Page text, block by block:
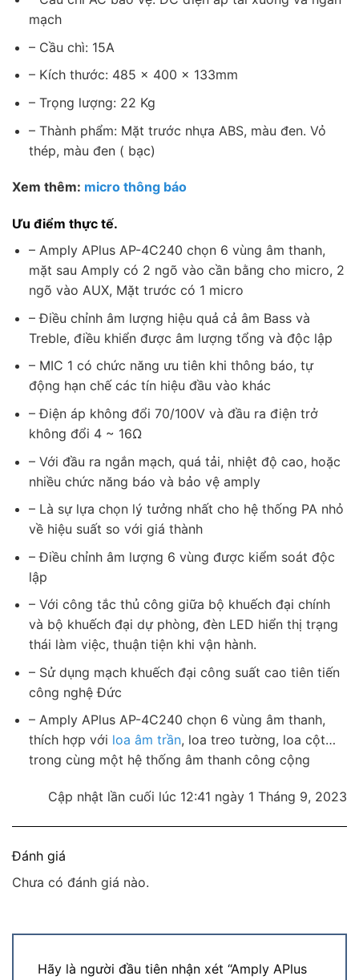
mạch
– Cầu chì: 15A
– Kích thước: 485 × 400 × 133mm
– Trọng lượng: 22 Kg
– Thành phẩm: Mặt trước nhựa ABS, màu đen. Vỏ
thép, màu đen ( bạc)
Xem thêm: micro thông báo
Ưu điểm thực tế.
– Amply APlus AP-4C240 chọn 6 vùng âm thanh,
mặt sau Amply có 2 ngõ vào cần bằng cho micro, 2
ngõ vào AUX, Mặt trước có 1 micro
– Điều chỉnh âm lượng hiệu quả cả âm Bass và
Treble, điều khiển được âm lượng tổng và độc lập
– MIC 1 có chức năng ưu tiên khi thông báo, tự
động hạn chế các tín hiệu đầu vào khác
– Điện áp không đổi 70/100V và đầu ra điện trở
không đổi 4 ~ 16Ω
– Với đầu ra ngắn mạch, quá tải, nhiệt độ cao, hoặc
nhiều chức năng báo và bảo vệ amply
– Là sự lựa chọn lý tưởng nhất cho hệ thống PA nhỏ
về hiệu suất so với giá thành
– Điều chỉnh âm lượng 6 vùng được kiểm soát độc
lập
– Với công tắc thủ công giữa bộ khuếch đại chính
và bộ khuếch đại dự phòng, đèn LED hiển thị trạng
thái làm việc, thuận tiện khi vận hành.
– Sử dụng mạch khuếch đại công suất cao tiên tiến
công nghệ Đức
– Amply APlus AP-4C240 chọn 6 vùng âm thanh,
thích hợp với loa âm trần, loa treo tường, loa cột…
trong cùng một hệ thống âm thanh công cộng
Cập nhật lần cuối lúc 12:41 ngày 1 Tháng 9, 2023
Đánh giá
Chưa có đánh giá nào.
Hãy là người đầu tiên nhận xét “Amply APlus